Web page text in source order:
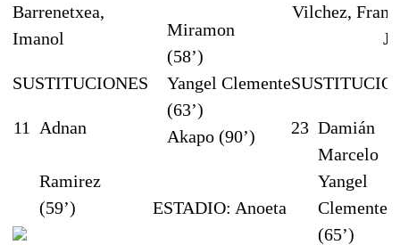
Barrenetxea,
Imanol
SUSTITUCIONES
11 Adnan
Ramirez
(59’)
Miramon
(58’)
Yangel Clemente
(63’)
Akapo (90’)
ESTADIO: Anoeta
Vilchez,
23 Damián
Marcelo
Yangel
Clemente
(65’)